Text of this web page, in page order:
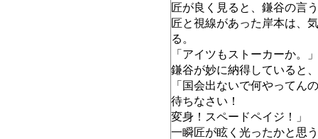
匠が良く見ると、鎌谷の言
匠と視線があった岸本は、
る。
「アイツもストーカーか。」
鎌谷が妙に納得していると
「国会出ないで何やってん
待ちなさい！
変身！スペードペイジ！」
一瞬匠が眩く光ったかと思